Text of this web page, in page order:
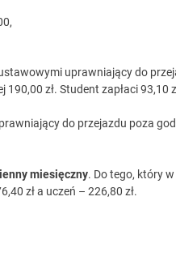
uprawniający do
zł. Student zapłaci 93,10
do przejazdu poza
miesięczny. Do tego, który
zł a uczeń – 226,80 zł.